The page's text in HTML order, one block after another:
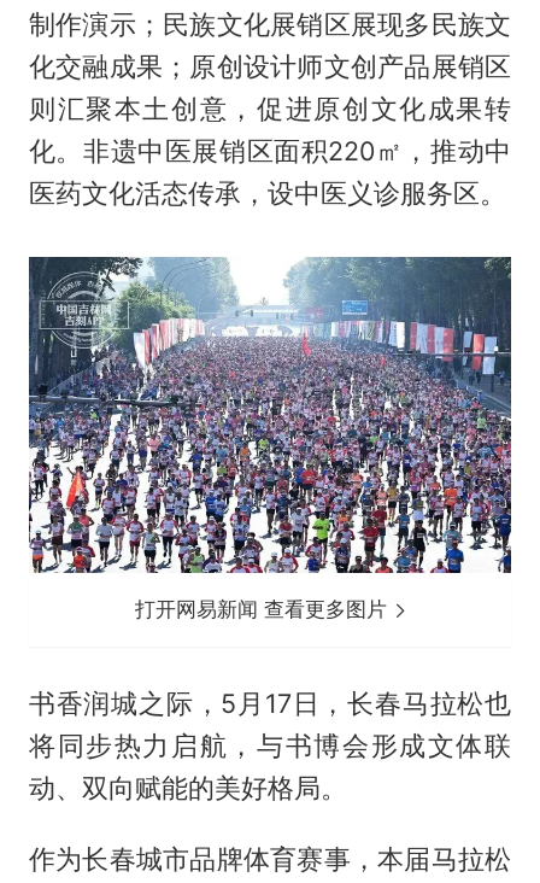
制作演示；民族文化展销区展现多民族文
化交融成果；原创设计师文创产品展销区
则汇聚本土创意，促进原创文化成果转
化。非遗中医展销区面积220㎡，推动中
医药文化活态传承，设中医义诊服务区。
打开网易新闻 查看更多图片
书香润城之际，5月17日，长春马拉松也
将同步热力启航，与书博会形成文体联
动、双向赋能的美好格局。
作为长春城市品牌体育赛事，本届马拉松